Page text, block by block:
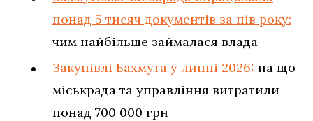
понад 5 тисяч документів за пів року:
чим найбільше займалася влада
Закупівлі Бахмута у липні 2026: на що
міськрада та управління витратили
понад 700 000 грн